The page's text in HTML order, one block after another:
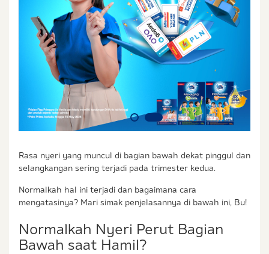
Rasa nyeri yang muncul di bagian bawah dekat pinggul dan
selangkangan sering terjadi pada trimester kedua.
Normalkah hal ini terjadi dan bagaimana cara
mengatasinya? Mari simak penjelasannya di bawah ini, Bu!
Normalkah Nyeri Perut Bagian
Bawah saat Hamil?